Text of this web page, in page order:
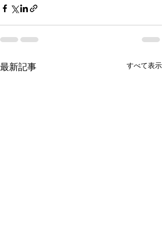
最新記事 すべて表示